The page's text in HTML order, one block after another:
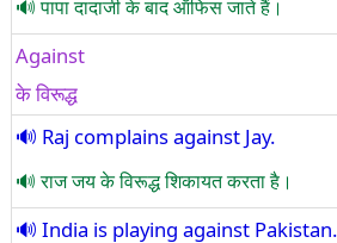
पापा दादाजी के बाद ऑफिस जाते हैं।
Against
के विरूद्ध
Raj complains against Jay.
राज जय के विरूद्ध शिकायत करता है।
India is playing against Pakistan.